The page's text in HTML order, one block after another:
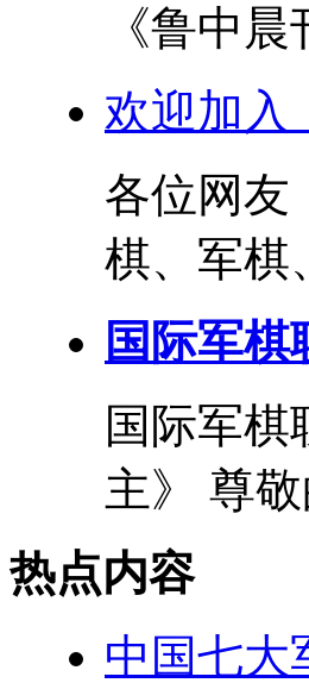
《鲁中
欢迎加入
各位网友
棋、军棋
国际军
国际军棋
主》 尊
热点内容
中国七大